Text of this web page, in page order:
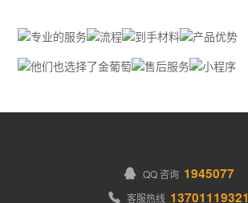
QQ 咨询 1945077
客服热线 13701119321